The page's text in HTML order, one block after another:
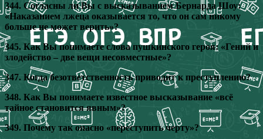
344. Согласны ли Вы с высказыванием Бернарда Шоу:
«Наказанием лжеца оказывается то, что он сам никому
больше не может верить»?
345. Как Вы понимаете слова пушкинского героя: «Гений и
злодейство – две вещи несовместные»?
347. Когда безответственность приводит к преступлению?
348. Как Вы понимаете известное высказывание «всё
тайное становится явным»?
349. Почему так опасно «переступить черту»?